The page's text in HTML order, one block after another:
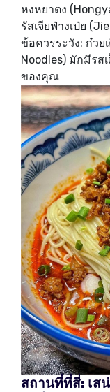
หงหยาตง
รัสเจียฟ่างเป่ย
ข้อควรระวัง: ก๋วย
Noodles) มักมีรส
ของคุณ
สถานที่ที่สี่: เส